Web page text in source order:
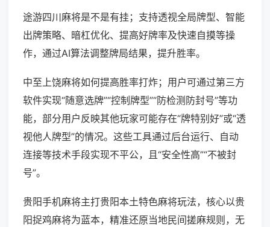
途游四川麻将是不是有挂；支持透视全局牌型、智能
出牌策略、暗杠优化、提高好牌率及快速自摸等操
作，通过AI算法调整牌局结果，提升胜率。
中至上饶麻将如何提高胜率打炸；用户可通过第三方
软件实现“随意选牌”“控制牌型”“防检测防封号”等功
能，部分用户反映其他玩家可能存在“牌特别好”或“透
视他人牌型”的情况。这些工具通过后台运行、自动
连接等技术手段实现不平公，且“安全性高”“不被封
号”。
贵阳手机麻将主打贵阳本土特色麻将玩法，核心以贵
阳捉鸡麻将为蓝本，精准还原当地民间搓麻规则，无